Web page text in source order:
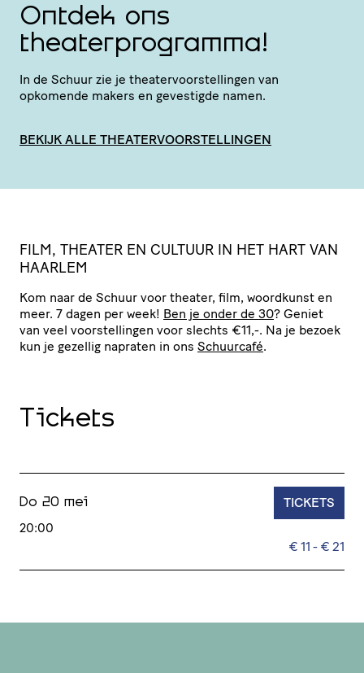
Ontdek ons
theaterprogramma!
In de Schuur zie je thea­ter­voor­stel­lingen van
opkomende makers en gevestigde namen.
BEKIJK ALLE THEATERVOORSTELLINGEN
FILM, THEATER EN CULTUUR IN HET HART VAN
HAARLEM
Kom naar de Schuur voor theater, film, woordkunst en
meer. 7 dagen per week! Ben je onder de 30? Geniet
van veel voor­stel­lingen voor slechts €11,-. Na je bezoek
kun je gezellig napraten in ons Schuurcafé.
Tickets
Do 20 mei
20:00
€ 11 - € 21
TICKETS